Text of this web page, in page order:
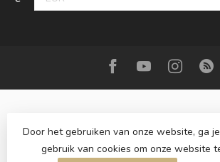
© Copyright 2026 Roemer juwelier-
Door het gebruiken van onze website, ga
gebruik van cookies om onze website